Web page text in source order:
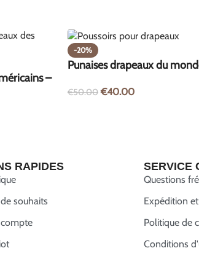
–
-20%
Punaises drapeaux du
€50.00 €40.00
RAPIDES
souhaits
SERVICE
Questions
Expédition
Politique de
Conditions